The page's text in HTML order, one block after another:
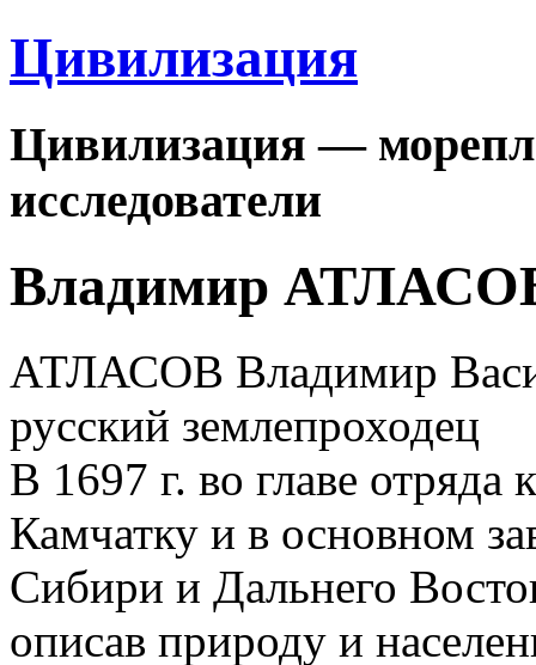
Цивилизация
Цивилизация —
исследователи
Владимир
АТЛАСОВ Владимир
русский землепроходец
В 1697 г. во главе отряда
Камчатку и в основном
Сибири и Дальнего
описав природу и